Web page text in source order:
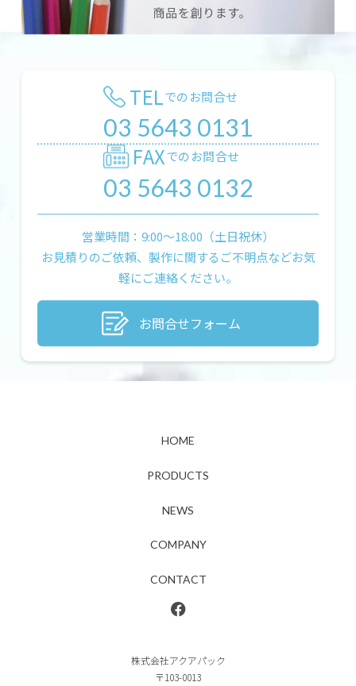
TELでのお問合せ
03 5643 0131
FAXでのお問合せ
03 5643 0132
営業時間：9:00〜18:00（土日祝休）
お見積りのご依頼、製作に関するご不明点などお気
軽にご連絡ください。
お問合せフォーム
株式会社アクアパック
〒103-0013
HOME
PRODUCTS
NEWS
COMPANY
CONTACT